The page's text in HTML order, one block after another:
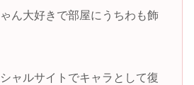
ん大好きで部屋にうちわも飾
ャルサイトでキャラとして復